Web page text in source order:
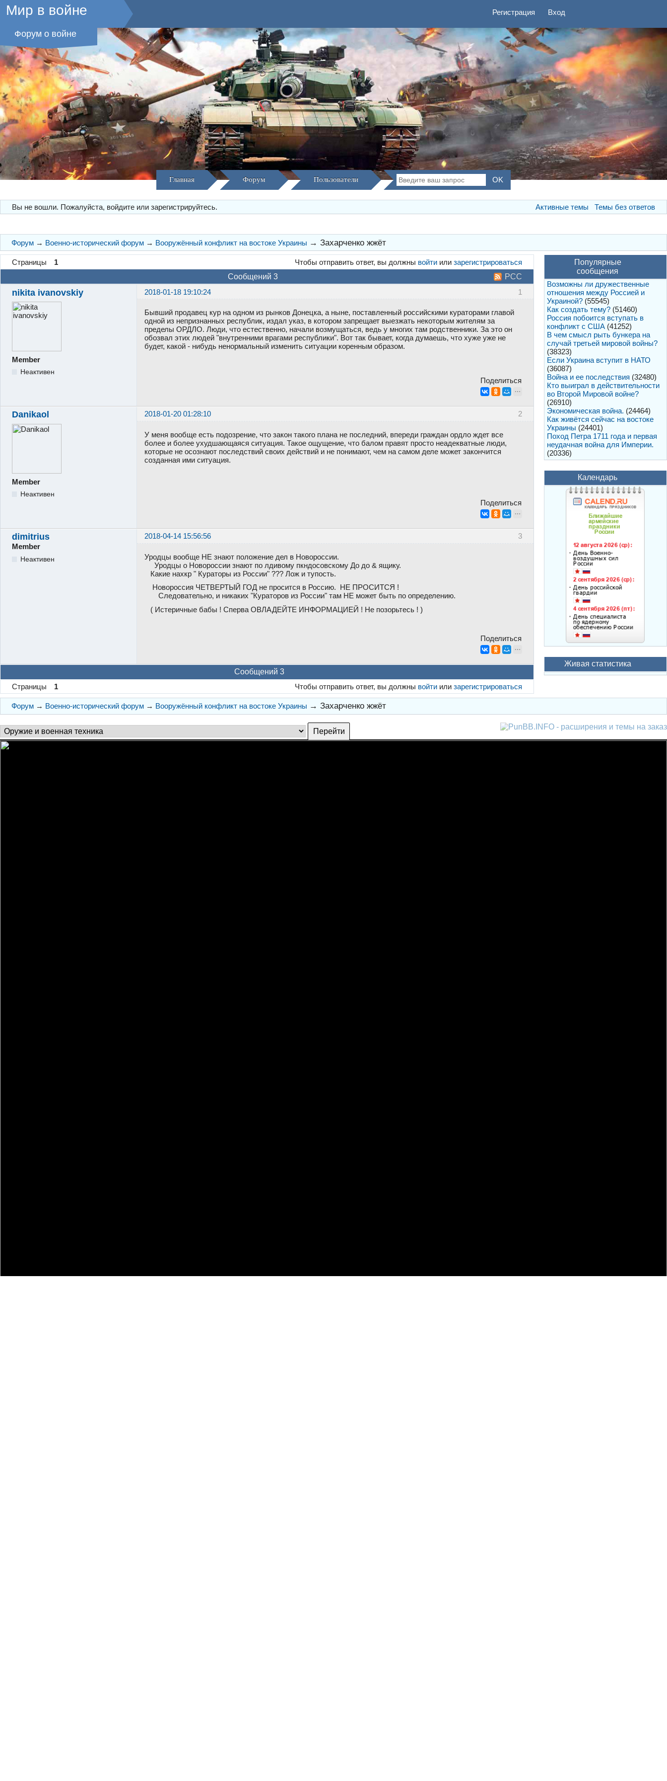
Мир в войне
Форум о войне
Регистрация Вход
Главная Форум Пользователи
Вы не вошли. Пожалуйста, войдите или зарегистрируйтесь. Активные темы Темы без ответов
Форум → Военно-исторический форум → Вооружённый конфликт на востоке Украины → Захарченко жжёт
Страницы 1 Чтобы отправить ответ, вы должны войти илизарегистрироваться
РСС
Сообщений 3
1
nikita ivanovskiy 2018-01-18 19:10:24
Member
Неактивен
Бывший продавец кур на одном из рынков Донецка, а ныне, поставленный российскими кураторами главой
одной из непризнанных республик, издал указ, в котором запрещает выезжать некоторым жителям за
пределы ОРДЛО. Люди, что естественно, начали возмущаться, ведь у многих там родственники. За это он
обозвал этих людей "внутренними врагами республики". Вот так бывает, когда думаешь, что хуже уже не
будет, какой - нибудь ненормальный изменить ситуации коренным образом.
Поделиться
2
Danikaol 2018-01-20 01:28:10
Member
Неактивен
У меня вообще есть подозрение, что закон такого плана не последний, впереди граждан ордло ждет все
более и более ухудшающаяся ситуация. Такое ощущение, что балом правят просто неадекватные люди,
которые не осознают последствий своих действий и не понимают, чем на самом деле может закончится
созданная ими ситуация.
Поделиться
3
dimitrius
2018-04-14 15:56:56
Member
Неактивен
Уродцы вообще НЕ знают положение дел в Новороссии.
Уродцы о Новороссии знают по лдивому пкндосовскому До до & ящику.
Какие нахкр " Кураторы из России" ??? Лож и тупость.
Новороссия ЧЕТВЕРТЫЙ ГОД не просится в Россию. НЕ ПРОСИТСЯ !
Следовательно, и никаких "Кураторов из России" там НЕ может быть по определению.
( Истеричные бабы ! Сперва ОВЛАДЕЙТЕ ИНФОРМАЦИЕЙ ! Не позорьтесь ! )
Поделиться
Сообщений 3
Страницы
1 Чтобы отправить ответ, вы должны войти илизарегистрироваться
Популярные
сообщения
Возможны ли дружественные
отношения между Россией и
Украиной? (55545)
Как создать тему? (51460)
Россия побоится вступать в
конфликт с США (41252)
В чем смысл рыть бункера на
случай третьей мировой войны?
(38323)
Если Украина вступит в НАТО
(36087)
Война и ее последствия (32480)
Кто выиграл в действительности
во Второй Мировой войне?
(26910)
Экономическая война. (24464)
Как живётся сейчас на востоке
Украины (24401)
Поход Петра 1711 года и первая
неудачная война для Империи.
(20336)
Календарь
Живая статистика
Форум → Военно-исторический форум → Вооружённый конфликт на востоке Украины → Захарченко жжёт